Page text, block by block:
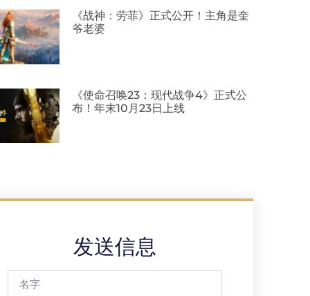
《战神：劳菲》正式公开！主角是奎
爷老婆
《使命召唤23：现代战争4》正式公
布！年末10月23日上线
发送信息